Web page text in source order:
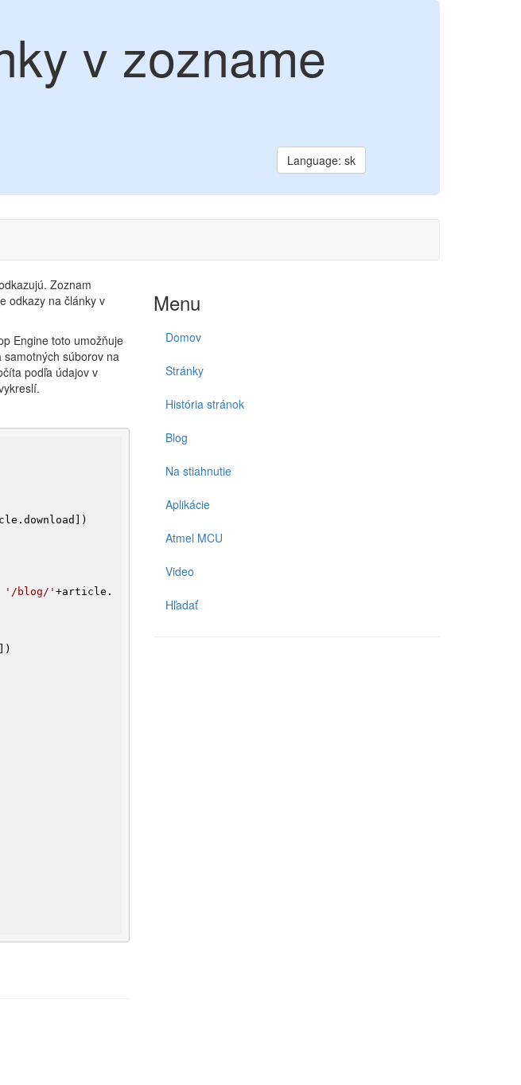
v zozname
Language: sk
Zoznam
odkazy na články v
Engine toto umožňuje
súborov na
podľa údajov v
'/blog/' +article.
Menu
Domov
Stránky
História stránok
Blog
Na stiahnutie
Aplikácie
Atmel MCU
Video
Hľadať